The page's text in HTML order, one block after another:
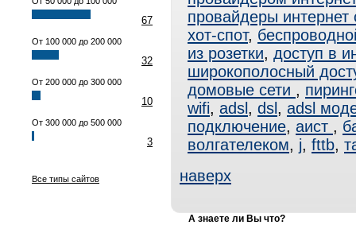
67
От 100 000 до 200 000
32
От 200 000 до 300 000
10
От 300 000 до 500 000
3
Все типы сайтов
провайдеры интернет
хот-спот,
из розетки, доступ в
широкополосный
домовые сети ,
wifi, adsl , dsl , adsl
подключение, аист ,
волгателеком, j, fttb,
наверх
А знаете ли Вы что?